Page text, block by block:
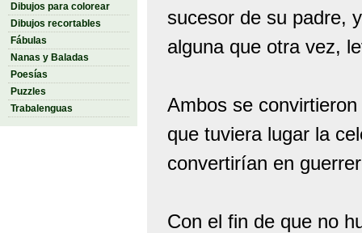
Dibujos para colorear
Dibujos recortables
Fábulas
Nanas y Baladas
Poesías
Puzzles
Trabalenguas
sucesor de su padre,
alguna que otra vez,
Ambos se
que tuviera lugar la
convertirían en
Con el fin de que no